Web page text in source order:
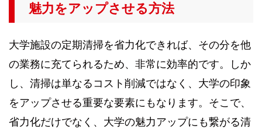
魅力をアップさせる方法
大学施設の定期清掃を省力化できれば、その分を他
の業務に充てられるため、非常に効率的です。しか
し、清掃は単なるコスト削減ではなく、大学の印象
をアップさせる重要な要素にもなります。そこで、
省力化だけでなく、大学の魅力アップにも繋がる清